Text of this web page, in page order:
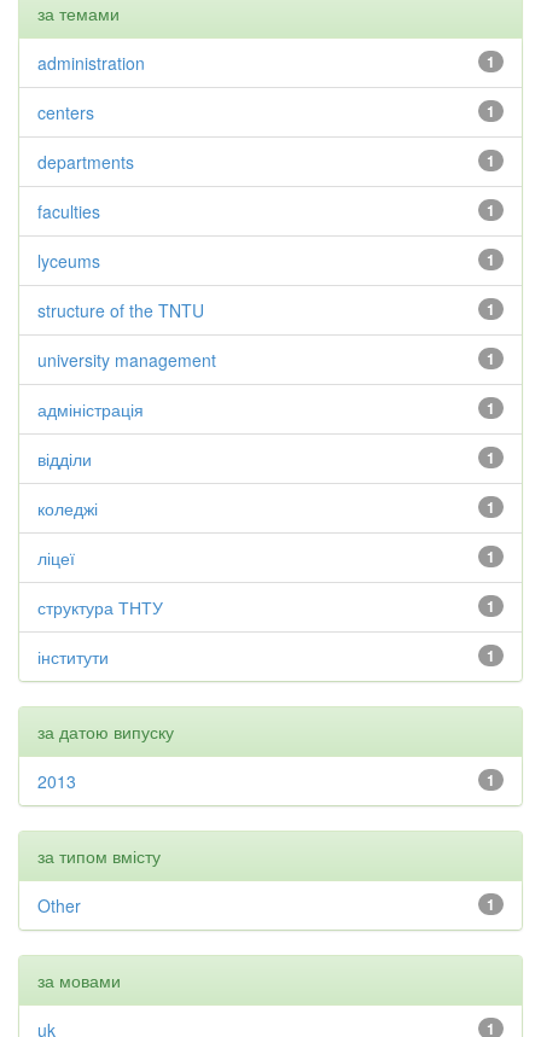
за темами
1
administration
1
centers
1
departments
1
faculties
1
lyceums
1
structure of the TNTU
1
university management
1
адміністрація
1
відділи
1
коледжі
1
ліцеї
1
структура ТНТУ
1
інститути
за датою випуску
1
2013
за типом вмісту
1
Other
за мовами
1
uk